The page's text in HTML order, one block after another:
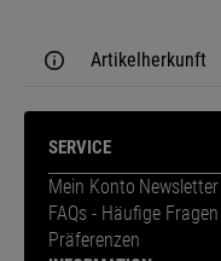
Artikelherkunft
SERVICE
Mein Konto Newsletter
FAQs - Häufige Fragen
Präferenzen